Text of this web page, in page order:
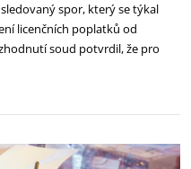
spor, který se týkal
licenčních poplatků od
soud potvrdil, že pro